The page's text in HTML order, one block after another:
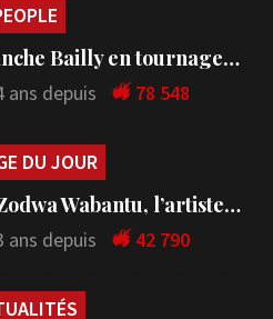
Bailly en tournage…
ans depuis 78 548
DU JOUR
Wabantu, l’artiste…
ans depuis 42 790